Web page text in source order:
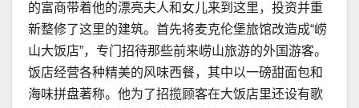
的富商带着他的漂亮夫人和女儿来到这里，投资并重
新整修了这里的建筑。首先将麦克伦堡旅馆改造成“崂
山大饭店”，专门招待那些前来崂山旅游的外国游客。
饭店经营各种精美的风味西餐，其中以一磅甜面包和
海味拼盘著称。他为了招揽顾客在大饭店里还设有歌